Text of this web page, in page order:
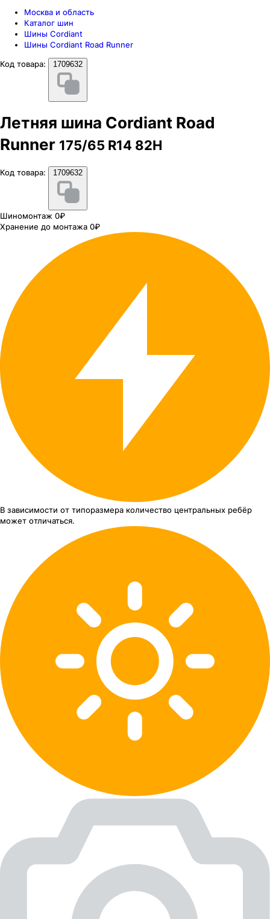
Москва и область
Каталог шин
Шины Cordiant
Шины Cordiant Road Runner
Код товара:
1709632
Летняя шина Cordiant Road
Runner 175/65 R14 82H
Код товара: 1709632
Шиномонтаж 0₽
Хранение до монтажа 0₽
В зависимости от типоразмера количество центральных ребёр
может отличаться.